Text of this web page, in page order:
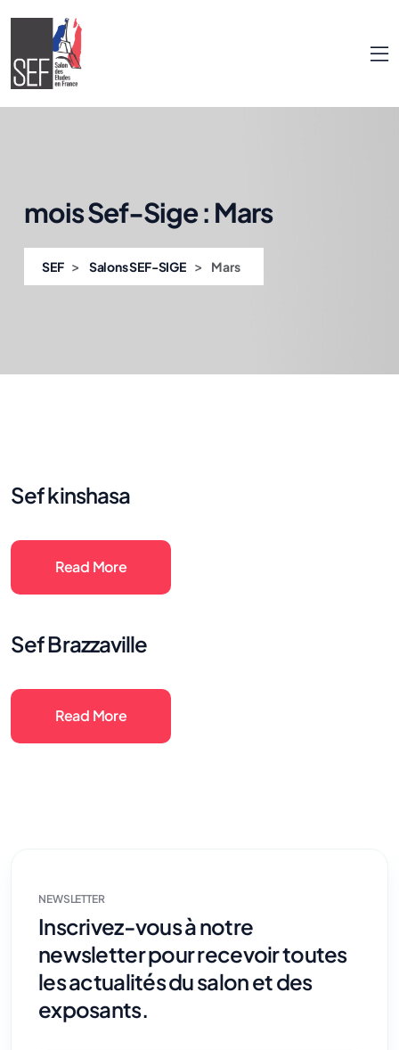
mois Sef-Sige : Mars
SEF > Salons SEF-SIGE > Mars
Sef kinshasa
Read More
Sef Brazzaville
Read More
NEWSLETTER
Inscrivez-vous à notre
newsletter pour recevoir toutes
les actualités du salon et des
exposants.